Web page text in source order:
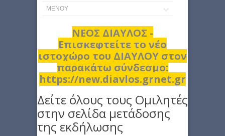
ΝΕΟΣ ΔΙΑΥΛΟΣ -
Επισκεφτείτε το νέο
ιστοχώρο του ΔΙΑΥΛΟΥ στον
παρακάτω σύνδεσμο:
https://new.diavlos.grnet.gr
Δείτε όλους τους Ομιλητές
στην σελίδα μετάδοσης
της εκδήλωσης